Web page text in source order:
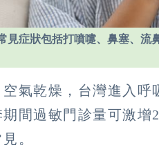
見症狀包括打噴嚏、鼻塞、流
氣乾燥，台灣進入
間過敏門診量可激增
。